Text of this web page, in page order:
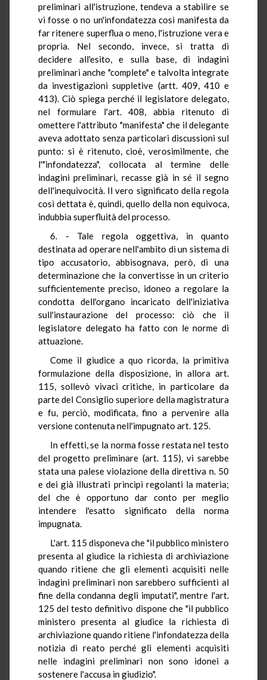
preliminari all'istruzione, tendeva a stabilire se
vi fosse o no un'infondatezza così manifesta da
far ritenere superflua o meno, l'istruzione vera e
propria. Nel secondo, invece, si tratta di
decidere all'esito, e sulla base, di indagini
preliminari anche "complete" e talvolta integrate
da investigazioni suppletive (artt. 409, 410 e
413). Ciò spiega perché il legislatore delegato,
nel formulare l'art. 408, abbia ritenuto di
omettere l'attributo "manifesta" che il delegante
aveva adottato senza particolari discussioni sul
punto: si è ritenuto, cioè, verosimilmente, che
l'"infondatezza", collocata al termine delle
indagini preliminari, recasse già in sé il segno
dell'inequivocità. Il vero significato della regola
così dettata è, quindi, quello della non equivoca,
indubbia superfluità del processo.
6. - Tale regola oggettiva, in quanto
destinata ad operare nell'ambito di un sistema di
tipo accusatorio, abbisognava, però, di una
determinazione che la convertisse in un criterio
sufficientemente preciso, idoneo a regolare la
condotta dell'organo incaricato dell'iniziativa
sull'instaurazione del processo: ciò che il
legislatore delegato ha fatto con le norme di
attuazione.
Come il giudice a quo ricorda, la primitiva
formulazione della disposizione, in allora art.
115, sollevò vivaci critiche, in particolare da
parte del Consiglio superiore della magistratura
e fu, perciò, modificata, fino a pervenire alla
versione contenuta nell'impugnato art. 125.
In effetti, se la norma fosse restata nel testo
del progetto preliminare (art. 115), vi sarebbe
stata una palese violazione della direttiva n. 50
e dei già illustrati principi regolanti la materia;
del che è opportuno dar conto per meglio
intendere l'esatto significato della norma
impugnata.
L'art. 115 disponeva che "il pubblico ministero
presenta al giudice la richiesta di archiviazione
quando ritiene che gli elementi acquisiti nelle
indagini preliminari non sarebbero sufficienti al
fine della condanna degli imputati", mentre l'art.
125 del testo definitivo dispone che "il pubblico
ministero presenta al giudice la richiesta di
archiviazione quando ritiene l'infondatezza della
notizia di reato perché gli elementi acquisiti
nelle indagini preliminari non sono idonei a
sostenere l'accusa in giudizio".